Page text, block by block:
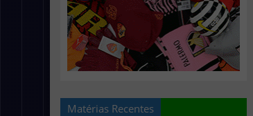
Matérias Recentes